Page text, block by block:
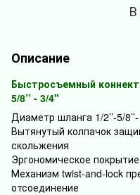
Описание
Быстросъемный
5/8’’ - 3/4"
Диаметр шланга 1/2’’-5/
Вытянутый колпачок
скольжения
Эргономическое
Механизм twist-and-lock
отсоединение